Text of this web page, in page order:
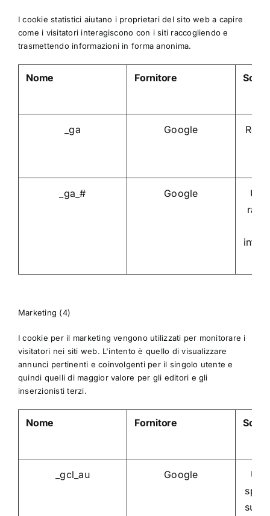
I cookie statistici aiutano i proprietari del sito web a capire
come i visitatori interagiscono con i siti raccogliendo e
trasmettendo informazioni in forma anonima.
Nome Fornitore
_ga Google
_ga_# Google
Marketing (4)
I cookie per il marketing vengono utilizzati per monitorare i
visitatori nei siti web. L'intento è quello di visualizzare
annunci pertinenti e coinvolgenti per il singolo utente e
quindi quelli di maggior valore per gli editori e gli
inserzionisti terzi.
Nome Fornitore
_gcl_au Google
su